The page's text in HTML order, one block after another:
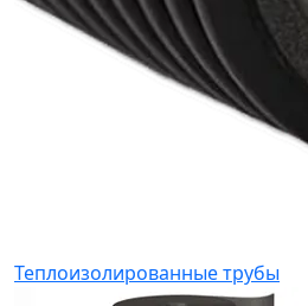
Теплоизолированные трубы